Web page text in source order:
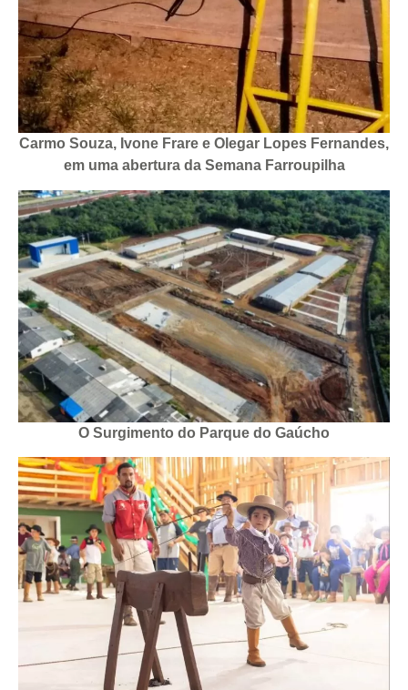
Carmo Souza, Ivone Frare e Olegar Lopes Fernandes,
em uma abertura da Semana Farroupilha
O Surgimento do Parque do Gaúcho